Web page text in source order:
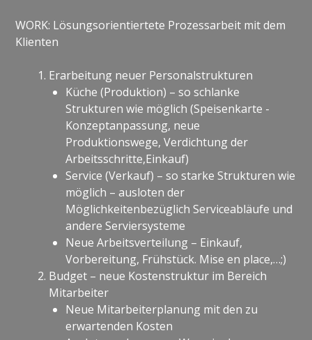
WORK: Lösungsorientiertete Prozessarbeit mit dem
Klienten
Erarbeitung neuer Personalstrukturen
Küche (Produktion) – so schlanke
Strukturen wie möglich (Speisenkarte -
Konzeptanpassung, neue
Produktionswege, Verdichtung der
Arbeitsschritte,Einkauf)
Service (Verkauf) – so starke Strukturen wie
möglich – ausloten der
Möglichkeitenbezüglich Serviceabläufe und
andere Serviersysteme
Neue Arbeitsverteilung – Einkauf,
Vorbereitung, Frühstück. Mise en place,…;)
Budget – neue Kostenstruktur im Bereich
Mitarbeiter
Neue Mitarbeiterplanung mit den zu
erwartenden Kosten